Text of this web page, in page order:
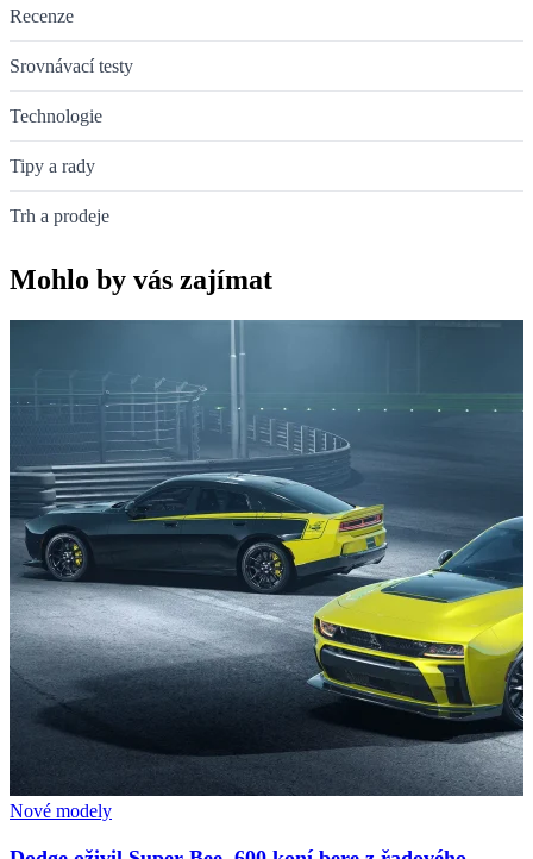
Recenze
Srovnávací testy
Technologie
Tipy a rady
Trh a prodeje
Mohlo by vás zajímat
Nové modely